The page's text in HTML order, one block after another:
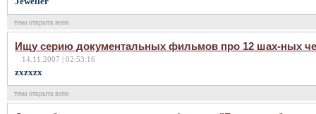
тема открыта всем
Ищу серию документальных фильмов про 12 шах-ных
14.11.2007 | 02:53:16
zxzxzx
тема открыта всем